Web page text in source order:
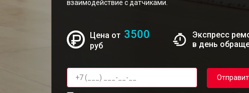
взаимодействие с датчиками.
Цена от 3500
руб
Экспресс
в день